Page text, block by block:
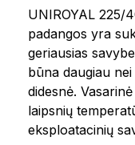
UNIROYAL 225/
padangos yra
geriausias
būna daugiau
didesnė.
laipsnių
eksploatacinių